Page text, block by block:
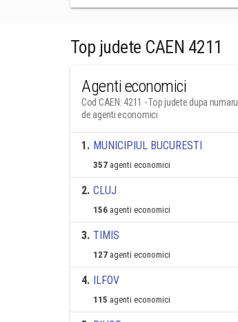
Top judete CAEN 4211
Agenti economici
Cod CAEN: 4211 - Top judete dupa numarul
de agenti economici
1. MUNICIPIUL BUCURESTI
357 agenti economici
2. CLUJ
156 agenti economici
3. TIMIS
127 agenti economici
4. ILFOV
115 agenti economici